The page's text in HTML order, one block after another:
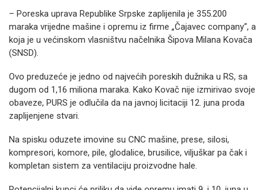
– Poreska uprava Republike Srpske zaplijenila je 355.200
maraka vrijedne mašine i opremu iz firme „Čajavec company“, a
koja je u većinskom vlasništvu načelnika Šipova Milana Kovača
(SNSD).
Ovo preduzeće je jedno od najvećih poreskih dužnika u RS, sa
dugom od 1,16 miliona maraka. Kako Kovač nije izmirivao svoje
obaveze, PURS je odlučila da na javnoj licitaciji 12. juna proda
zaplijenjene stvari.
Na spisku oduzete imovine su CNC mašine, prese, silosi,
kompresori, komore, pile, glodalice, brusilice, viljuškar pa čak i
kompletan sistem za ventilaciju proizvodne hale.